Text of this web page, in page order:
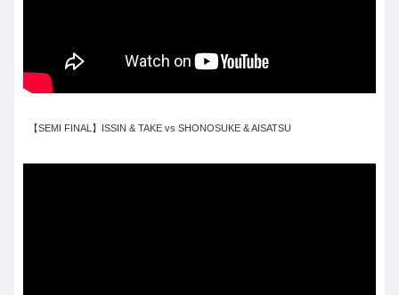
【SEMI FINAL】ISSIN & TAKE vs SHONOSUKE & AISATSU